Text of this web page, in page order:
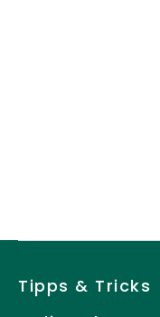
Tipps & Tricks